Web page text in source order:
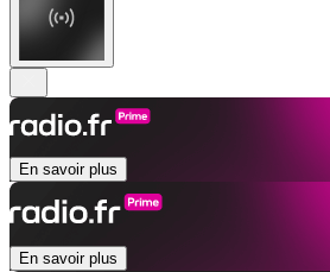
En savoir plus
En savoir plus